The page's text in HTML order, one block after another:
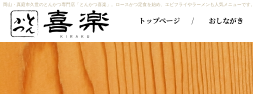
岡山・真庭市久世のとんかつ専門店「とんかつ喜楽」。ロースかつ定食を始め、エビフライやラーメンも人気メニューです。
トップページ おしながき